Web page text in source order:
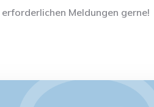
Meldungen gerne!